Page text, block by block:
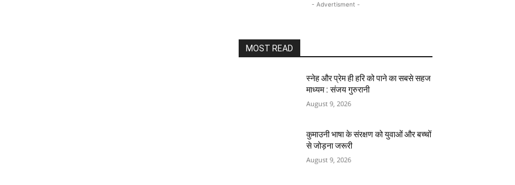
- Advertisment -
MOST READ
स्नेह और प्रेम ही हरि को पाने का सबसे सहज
माध्यम : संजय गुरुरानी
August 9, 2026
कुमाउनी भाषा के संरक्षण को युवाओं और बच्चों
से जोड़ना जरूरी
August 9, 2026